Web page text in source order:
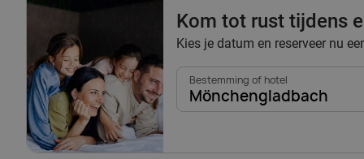
Kom tot rust tijdens
Kies je datum en reserveer nu
Bestemming of hotel
Mönchengladbach